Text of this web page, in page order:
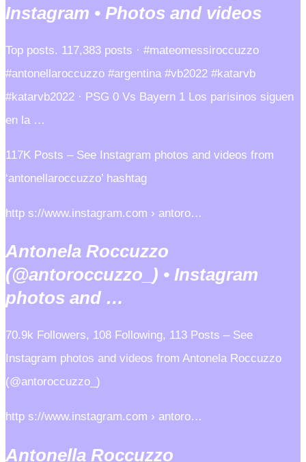
Instagram • Photos and videos
Top posts. 117,383 posts · #mateomessiroccuzzo
#antonellaroccuzzo #argentina #vb2022 #katarvb
#katarvb2022 · PSG 0 Vs Bayern 1 Los parisinos siguen
en la …
117K Posts – See Instagram photos and videos from
‘antonellaroccuzzo’ hashtag
http s://www.instagram.com › antoro…
Antonela Roccuzzo
(@antoroccuzzo_) • Instagram
photos and …
70.9k Followers, 108 Following, 113 Posts – See
Instagram photos and videos from Antonela Roccuzzo
(@antoroccuzzo_)
http s://www.instagram.com › antoro…
Antonella Roccuzzo